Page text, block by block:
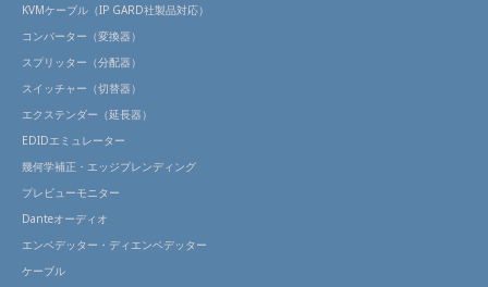
KVMケーブル（IP GARD社製品対応）
コンバーター（変換器）
スプリッター（分配器）
スイッチャー（切替器）
エクステンダー（延長器）
EDIDエミュレーター
幾何学補正・エッジブレンディング
プレビューモニター
Danteオーディオ
エンベデッター・ディエンベデッター
ケーブル